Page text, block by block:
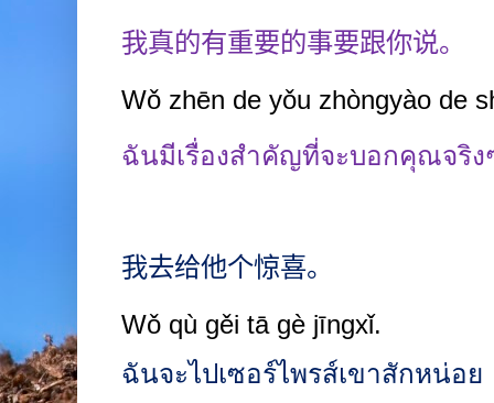
我真的有重要的事要跟你说。
Wǒ zhēn de yǒu zhòngyào de
ฉันมีเรื่องสำคัญที่จะบอกคุณจริง
我去给他个惊喜。
Wǒ qù gěi tā gè jīngxǐ.
ฉันจะไปเซอร์ไพรส์เขาสักหน่อย